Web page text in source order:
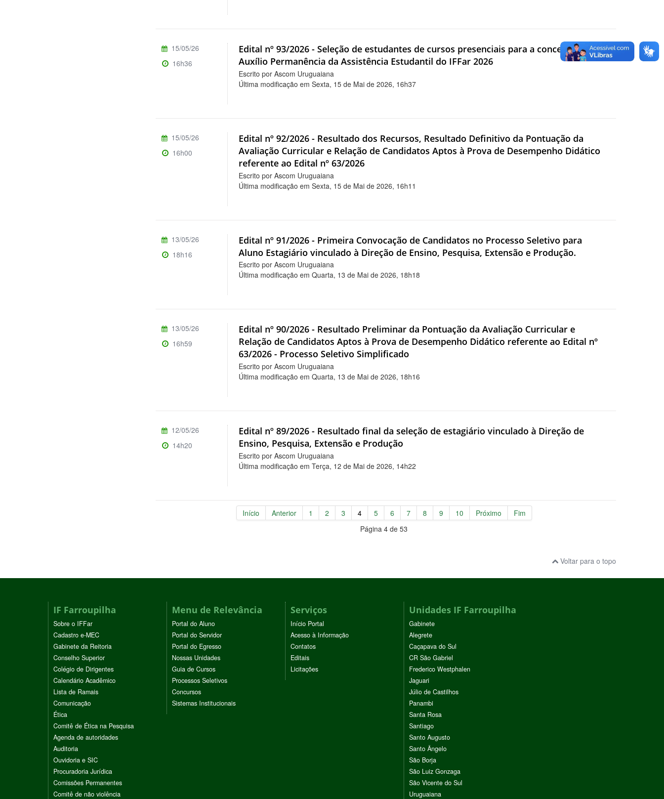
Edital nº 93/2026 - Seleção de estudantes de cursos presenciais para a concessão de
Auxílio Permanência da Assistência Estudantil do IFFar 2026
Escrito por Ascom Uruguaiana
Última modificação em Sexta, 15 de Mai de 2026, 16h37
15/05/26
16h36
Edital nº 92/2026 - Resultado dos Recursos, Resultado Definitivo da Pontuação da
Avaliação Curricular e Relação de Candidatos Aptos à Prova de Desempenho Didático
referente ao Edital nº 63/2026
Escrito por Ascom Uruguaiana
Última modificação em Sexta, 15 de Mai de 2026, 16h11
15/05/26
16h00
Edital nº 91/2026 - Primeira Convocação de Candidatos no Processo Seletivo para
Aluno Estagiário vinculado à Direção de Ensino, Pesquisa, Extensão e Produção.
Escrito por Ascom Uruguaiana
Última modificação em Quarta, 13 de Mai de 2026, 18h18
13/05/26
18h16
Edital nº 90/2026 - Resultado Preliminar da Pontuação da Avaliação Curricular e
Relação de Candidatos Aptos à Prova de Desempenho Didático referente ao Edital nº
63/2026 - Processo Seletivo Simplificado
Escrito por Ascom Uruguaiana
Última modificação em Quarta, 13 de Mai de 2026, 18h16
13/05/26
16h59
Edital nº 89/2026 - Resultado final da seleção de estagiário vinculado à Direção de
Ensino, Pesquisa, Extensão e Produção
Escrito por Ascom Uruguaiana
Última modificação em Terça, 12 de Mai de 2026, 14h22
12/05/26
14h20
Início Anterior 1 2 3 4 5 6 7 8 9 10 Próximo
Fim
Página 4 de 53
Voltar para o topo
IF Farroupilha
Sobre o IFFar
Cadastro e-MEC
Gabinete da Reitoria
Conselho Superior
Colégio de Dirigentes
Calendário Acadêmico
Lista de Ramais
Comunicação
Ética
Comitê de Ética na Pesquisa
Agenda de autoridades
Auditoria
Ouvidoria e SIC
Procuradoria Jurídica
Comissões Permanentes
Comitê de não violência
Menu de Relevância
Portal do Aluno
Portal do Servidor
Portal do Egresso
Nossas Unidades
Guia de Cursos
Processos Seletivos
Concursos
Sistemas Institucionais
Serviços
Início Portal
Acesso à Informação
Contatos
Editais
Licitações
Unidades IF Farroupilha
Gabinete
Alegrete
Caçapava do Sul
CR São Gabriel
Frederico Westphalen
Jaguari
Júlio de Castilhos
Panambi
Santa Rosa
Santiago
Santo Augusto
Santo Ângelo
São Borja
São Luiz Gonzaga
São Vicente do Sul
Uruguaiana